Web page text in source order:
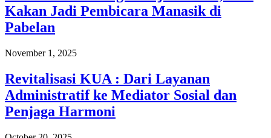
Kakan Jadi Pembicara Manasik di
Pabelan
November 1, 2025
Revitalisasi KUA : Dari Layanan
Administratif ke Mediator Sosial dan
Penjaga Harmoni